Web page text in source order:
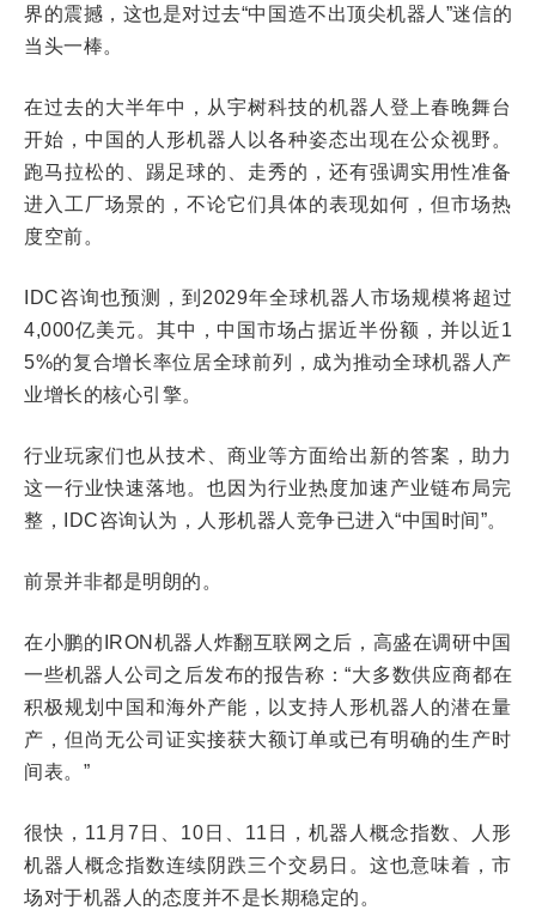
界的震撼，这也是对过去“中国造不出顶尖机器人”迷信的
当头一棒。
在过去的大半年中，从宇树科技的机器人登上春晚舞台
开始，中国的人形机器人以各种姿态出现在公众视野。
跑马拉松的、踢足球的、走秀的，还有强调实用性准备
进入工厂场景的，不论它们具体的表现如何，但市场热
度空前。
IDC咨询也预测，到2029年全球机器人市场规模将超过
4,000亿美元。其中，中国市场占据近半份额，并以近1
5%的复合增长率位居全球前列，成为推动全球机器人产
业增长的核心引擎。
行业玩家们也从技术、商业等方面给出新的答案，助力
这一行业快速落地。也因为行业热度加速产业链布局完
整，IDC咨询认为，人形机器人竞争已进入“中国时间”。
前景并非都是明朗的。
在小鹏的IRON机器人炸翻互联网之后，高盛在调研中国
一些机器人公司之后发布的报告称：“大多数供应商都在
积极规划中国和海外产能，以支持人形机器人的潜在量
产，但尚无公司证实接获大额订单或已有明确的生产时
间表。”
很快，11月7日、10日、11日，机器人概念指数、人形
机器人概念指数连续阴跌三个交易日。这也意味着，市
场对于机器人的态度并不是长期稳定的。